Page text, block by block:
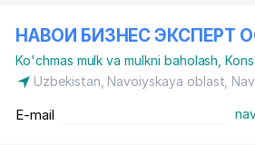
НАВОИ БИЗНЕС ЭКСПЕРТ
Ko'chmas mulk va mulkni baholash ,
Uzbekistan, Navoiyskaya oblast,
E-mail